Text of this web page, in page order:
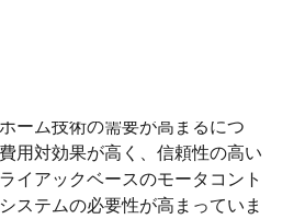
ァンなどで一般的に見られるAC
ーム技術の需要が高まるにつ
用対効果が高く、信頼性の高い
イアックベースのモータコント
ステムの必要性が高まっていま